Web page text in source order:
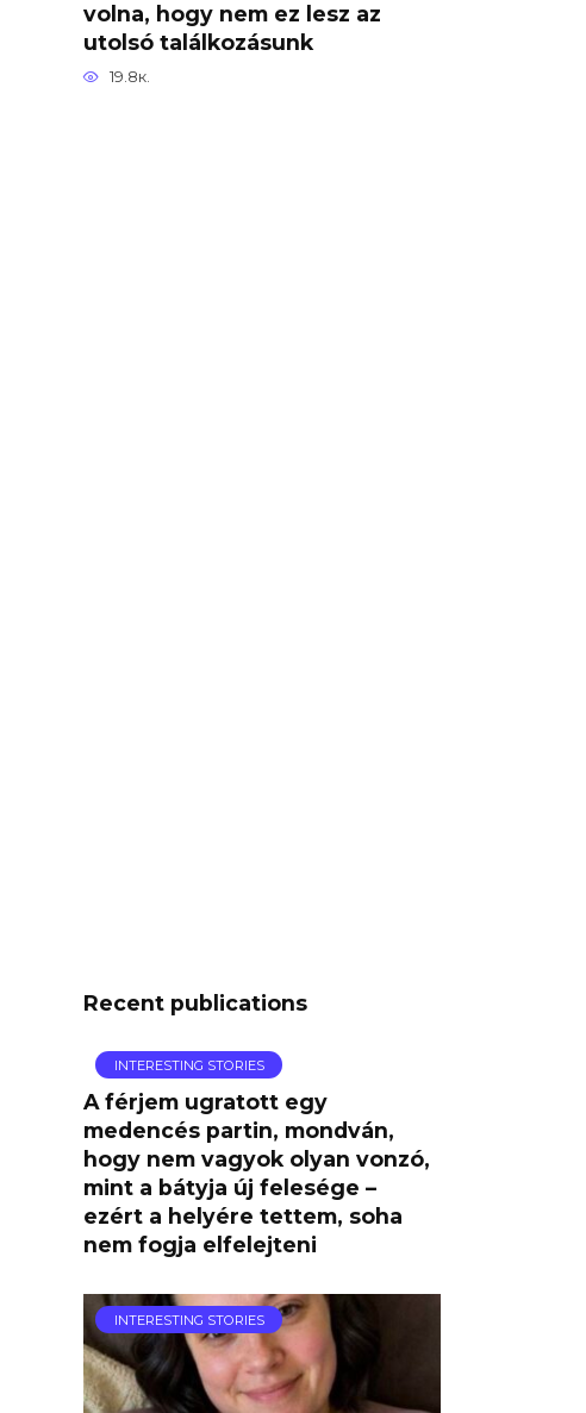
volna, hogy nem ez lesz az
utolsó találkozásunk
19.8к.
Recent publications
INTERESTING STORIES
A férjem ugratott egy
medencés partin, mondván,
hogy nem vagyok olyan vonzó,
mint a bátyja új felesége –
ezért a helyére tettem, soha
nem fogja elfelejteni
INTERESTING STORIES